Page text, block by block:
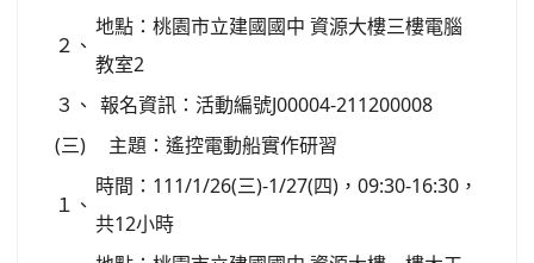
２、
地點：桃園市立建國國中 資源大樓三樓電腦
教室2
３、 報名資訊：活動編號J00004-211200008
(三)
主題：遙控電動船實作研習
１、
時間：111/1/26(三)-1/27(四)，09:30-16:30，
共12小時